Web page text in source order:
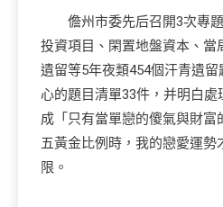
儋州市委先后召開3次專題
投資項目、閑置地盤資本、當
遺留等5年夜類454個汗青遺
心的題目清單33件，并明白
成「只有當單戀的傻氣與財富
五黃金比例時，我的戀愛運勢
限。